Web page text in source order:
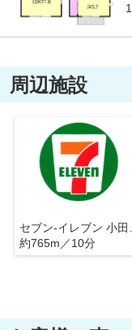
周辺施設
約765m／10分